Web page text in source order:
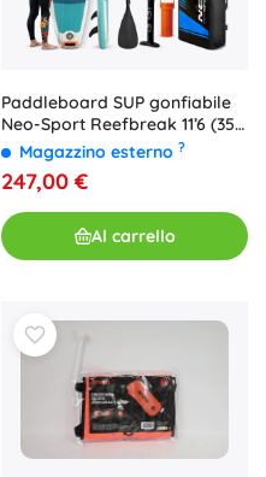
Paddleboard SUP gonfiabile
Neo-Sport Reefbreak 11’6 (350
× 81 × 15 cm) – set con
accessori
Magazzino esterno ?
247,00 €
Al carrello